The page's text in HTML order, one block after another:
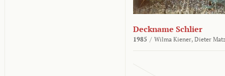
Deckname Schlier
1985 / Wilma Kiener, Dieter